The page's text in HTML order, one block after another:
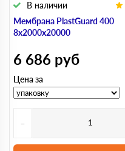
Мембрана PlastGuard 400
8х2000х20000
В наличии
6 686 руб
Цена за
-